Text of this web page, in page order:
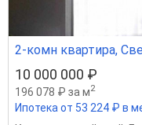
2-комн квартира,
10 000 000 ₽
196 078 ₽ за м2
Ипотека от 53 224 ₽ в